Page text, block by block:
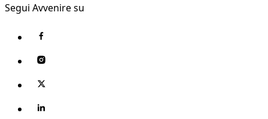
Segui Avvenire su